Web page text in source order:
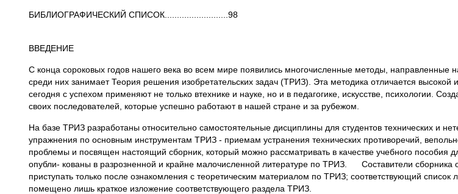
БИБЛИОГРАФИЧЕСКИЙ СПИСОК..........................98
ВВЕДЕНИЕ
С конца сороковых годов нашего века во всем мире появились многочисленные методы,
среди них занимает Теория решения изобретательских задач (ТРИЗ). Эта методика отличается
сегодня с успехом применяют не только втехнике и науке, но и в педагогике, искусстве, психологии.
своих последователей, которые успешно работают в нашей стране и за рубежом.
На базе ТРИЗ разработаны относительно самостоятельные дисциплины для студентов технических и
упражнения по основным инструментам ТРИЗ - приемам устранения технических противоречий,
проблемы и посвящен настоящий сборник, который можно рассматривать в качестве учебного
опубли- кованы в разрозненной и крайне малочисленной литературе по ТРИЗ. Составители
приступать только после ознакомления с теоретическим материалом по ТРИЗ; соответствующий
помещено лишь краткое изложение соответствующего раздела ТРИЗ.